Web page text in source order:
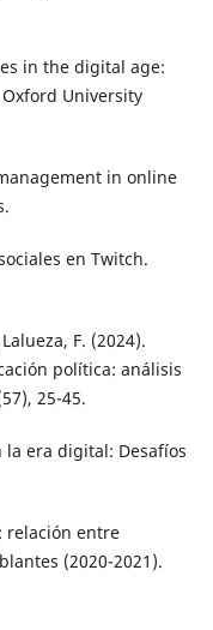
in the digital age:
University
in online
en Twitch.
F. (2024).
política: análisis
25-45.
la era digital: Desafíos
relación entre
(2020-2021).